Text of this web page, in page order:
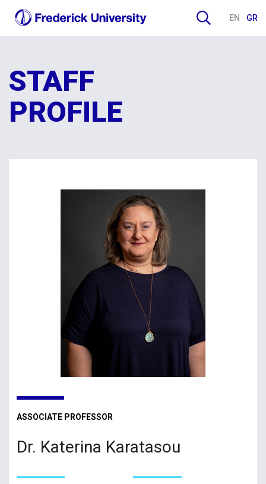
EN GR
STAFF
PROFILE
ASSOCIATE PROFESSOR
Dr. Katerina Karatasou